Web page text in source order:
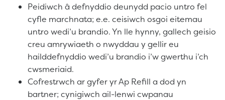
Peidiwch â defnyddio deunydd pacio untro fel
cyfle marchnata; e.e. ceisiwch osgoi eitemau
untro wedi’u brandio. Yn lle hynny, gallech geisio
creu amrywiaeth o nwyddau y gellir eu
hailddefnyddio wedi’u brandio i’w gwerthu i’ch
cwsmeriaid.
Cofrestrwch ar gyfer yr Ap Refill a dod yn
bartner; cynigiwch ail-lenwi cwpanau